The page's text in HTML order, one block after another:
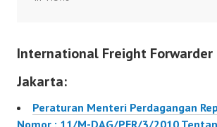
Ketentuan Impor Limbah
Dan Beracun (Non B3)
29/M-DAG/PER/6/2009
Peraturan Menteri
International Freight Forwarder
Jakarta:
Peraturan Menteri Perdagangan
Nomor : 11/M-DAG/PER/3/2010